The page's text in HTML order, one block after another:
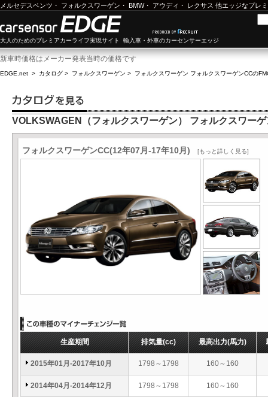
メルセデスベンツ ・ フォルクスワーゲン ・ BMW・ アウディ ・ レクサス 他エッジなプレ
大人のためのプレミアカーライフ実現サイト 輸入車・外車のカーセンサーエッジ
新車時価格はメーカー発表当時の価格です
EDGE.net > カタログ > フォルクスワーゲン > フォルクスワーゲン フォルクスワーゲンCCの
VOLKSWAGEN（フォルクスワーゲン） フォルクスワー
フォルクスワーゲンCC(12年07月-17年10月) [もっと詳しく見る]
生産期間 排気量(cc) 最高出力(馬力)
2015年01月-2017年10月 1798～1798 160～160
2014年04月-2014年12月 1798～1798 160～160